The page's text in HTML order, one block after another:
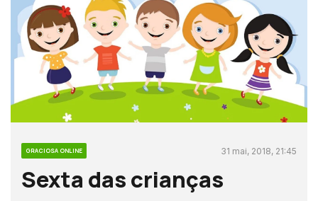
GRACIOSA ONLINE 31 mai, 2018, 21:45
Sexta das crianças